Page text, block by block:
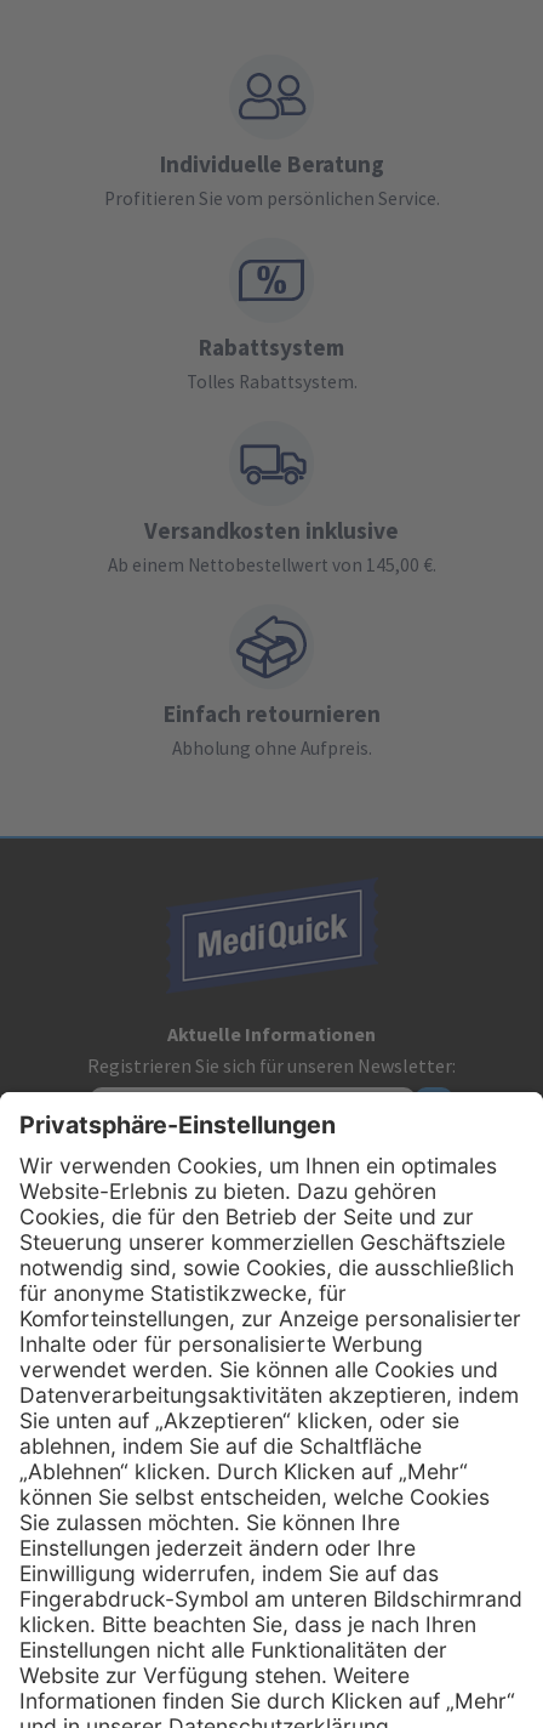
Individuelle Beratung
Profitieren Sie vom persönlichen Service.
Rabattsystem
Tolles Rabattsystem.
Versandkosten inklusive
Ab einem Nettobestellwert von 145,00 €.
Einfach retournieren
Abholung ohne Aufpreis.
Aktuelle Informationen
Registrieren Sie sich für unseren Newsletter:
Kontakt
MediQuick Arzt- und Krankenhausbedarfshandel GmbH
Hans-Wunderlich-Straße 7
D-49078 Osnabrück
Telefon:0800 - 633 43 66
E-Mail: info @ mediquick.de
Services
Serviceversprechen
Sprechstundenbedarf
Retoure anmelden
Hilfe
FAQs
Kontakt
Lob & Kritik
Zertifikat Rechtliches
AGB
Impressum